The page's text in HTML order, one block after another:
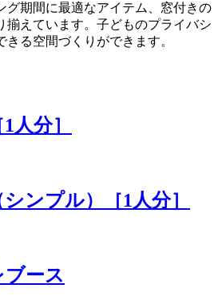
グ期間に最適なアイテム、窓付きの
揃えています。子どものプライバシ
る空間づくりができます。
人分］
ンプル）［1人分］
ース